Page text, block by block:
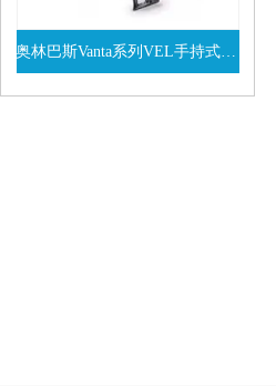
奥林巴斯Vanta系列VEL手持式XRF光谱仪
查看详情